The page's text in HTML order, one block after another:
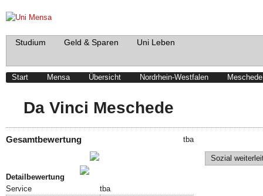
Studium Geld & Sparen Uni Leben
Start Mensa Übersicht Nordrhein-Westfalen Meschede
Da Vinci Meschede
Gesamtbewertung tba
Bewertung abgeben!
Detailbewertung
Service
tba
Sozial